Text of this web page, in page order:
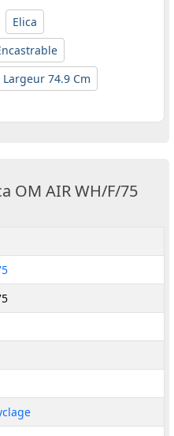
Elica
Largeur 74.9 Cm
OM AIR WH/F/75